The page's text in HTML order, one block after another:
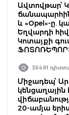
Ավտովթար՝
ճանապարհին
և «Opel»-ը.
Եղվարդի
Կոտայքի
35491
Միջադեպ՝
կենցաղային
20-ամյա